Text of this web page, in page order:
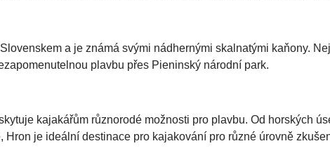
a je známá svými nádhernými skalnatými kaňony.
plavbu přes Pieninský národní park.
kajakářům různorodé možnosti pro plavbu. Od horských
je ideální destinace pro kajakování pro různé úrovně